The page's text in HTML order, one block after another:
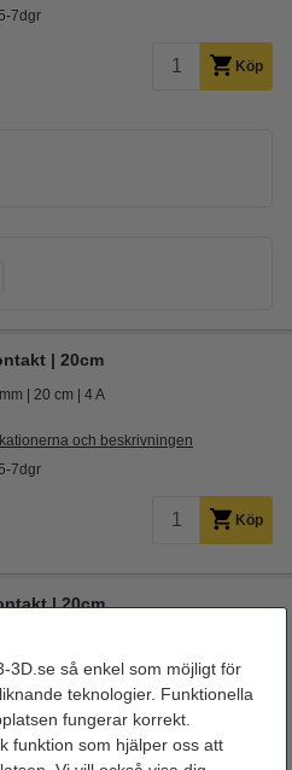
3D.se så enkel som möjligt för
teknologier. Funktionella
fungerar korrekt.
funktion som hjälper oss att
7dgr
Köp
| 20cm
20 cm 4 A
och beskrivningen
7dgr
Köp
| 20cm
och beskrivningen
så skickar vi på måndag!